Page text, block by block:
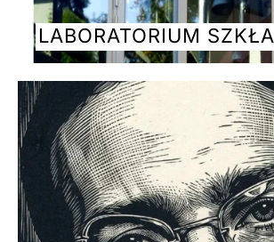
LABORATORIUM SZKŁA